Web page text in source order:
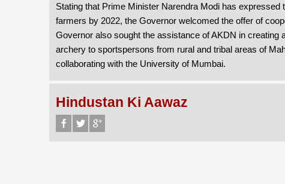
Stating that Prime Minister Narendra Modi has
farmers by 2022, the Governor welcomed the offer of
Governor also sought the assistance of AKDN in creating
archery to sportspersons from rural and tribal areas of
collaborating with the University of Mumbai.
Hindustan Ki Aawaz